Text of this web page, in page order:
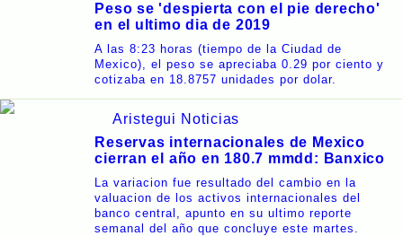
Peso se 'despierta con el pie derecho'
en el ultimo dia de 2019
A las 8:23 horas (tiempo de la Ciudad de
Mexico), el peso se apreciaba 0.29 por ciento y
cotizaba en 18.8757 unidades por dolar.
Aristegui Noticias
Reservas internacionales de Mexico
cierran el año en 180.7 mmdd: Banxico
La variacion fue resultado del cambio en la
valuacion de los activos internacionales del
banco central, apunto en su ultimo reporte
semanal del año que concluye este martes.